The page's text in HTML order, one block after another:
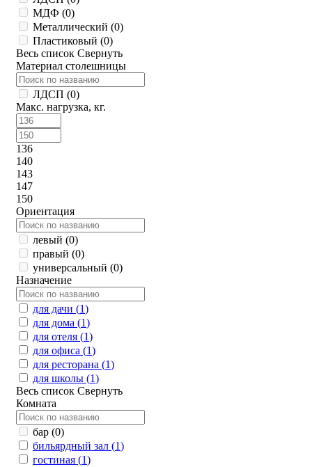
МДФ (0)
Металлический (0)
Пластиковый (0)
Весь список Свернуть
Материал столешницы
ЛДСП (0)
Макс. нагрузка, кг.
136
140
143
147
150
Ориентация
левый (0)
правый (0)
универсальный (0)
Назначение
для дачи (1)
для дома (1)
для отеля (1)
для офиса (1)
для ресторана (1)
для школы (1)
Весь список Свернуть
Комната
бар (0)
бильярдный зал (1)
гостиная (1)